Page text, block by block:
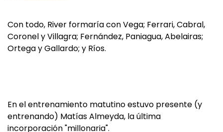
Con todo, River formaría con Vega; Ferrari, Cabral,
Coronel y Villagra; Fernández, Paniagua, Abelairas;
Ortega y Gallardo; y Ríos.
En el entrenamiento matutino estuvo presente (y
entrenando) Matías Almeyda, la última
incorporación "millonaria".